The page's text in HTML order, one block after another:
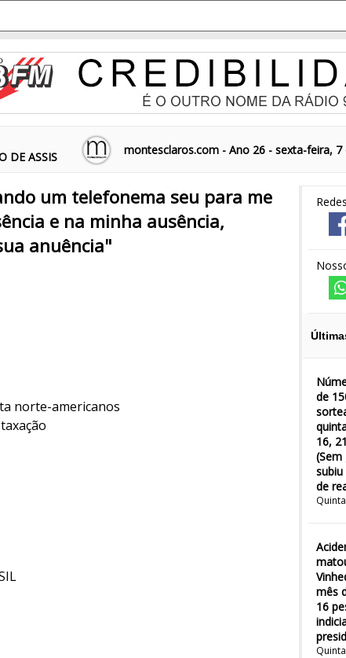
DE ASSIS
montesclaros.com - Ano 26 - sexta-feira,
de
16,
de
mês
16
um telefonema seu para me
e na minha ausência,
anuência"
norte-americanos